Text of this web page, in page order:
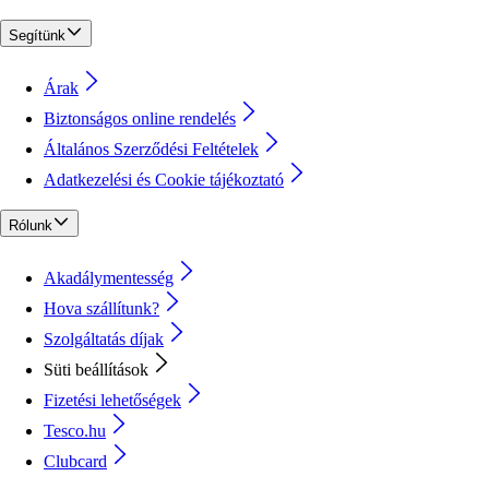
Segítünk
Árak
Biztonságos online rendelés
Általános Szerződési Feltételek
Adatkezelési és Cookie tájékoztató
Rólunk
Akadálymentesség
Hova szállítunk?
Szolgáltatás díjak
Süti beállítások
Fizetési lehetőségek
Tesco.hu
Clubcard